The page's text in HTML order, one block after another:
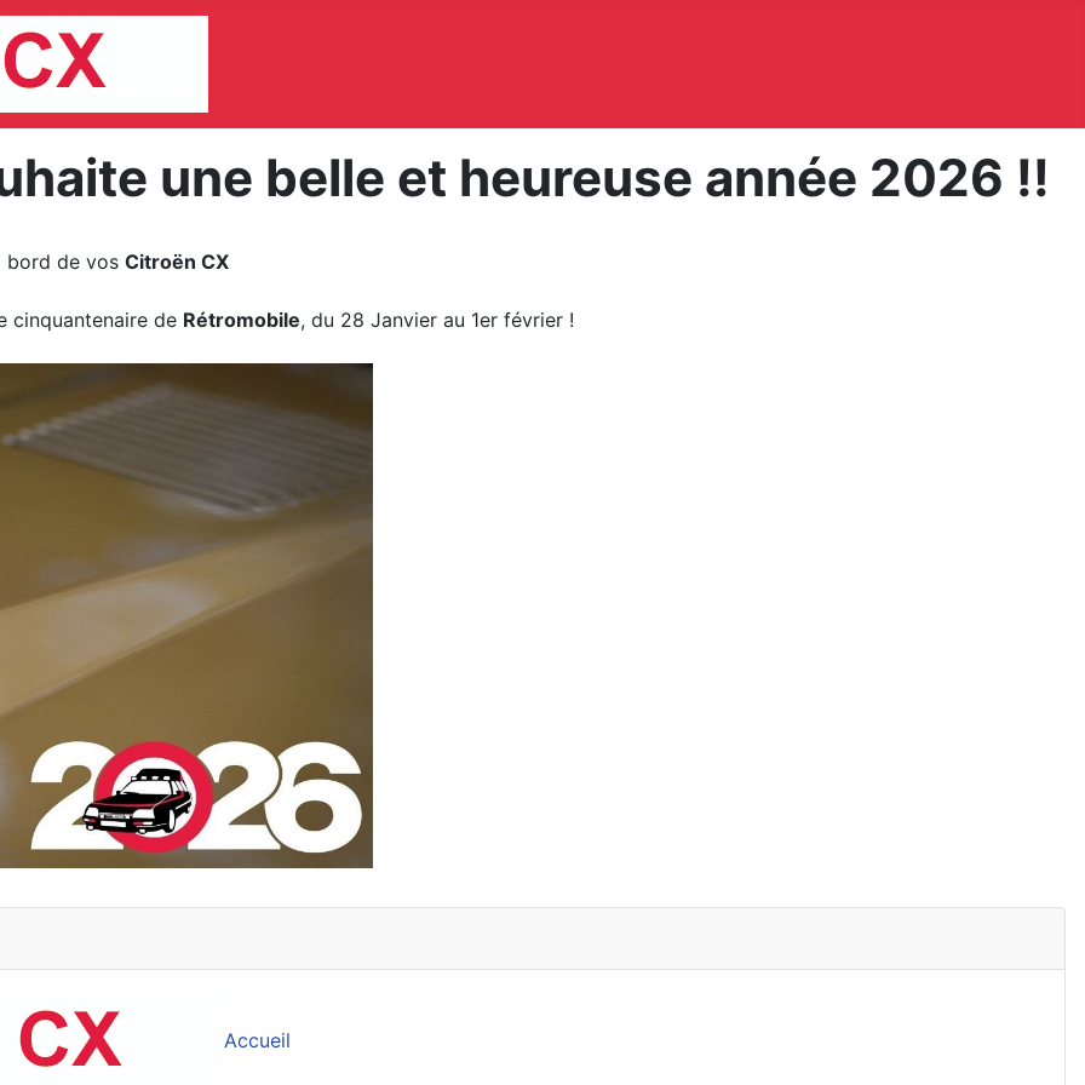
Accueil
une belle et heureuse année 2026 !!
bord de vos Citroën CX
cinquantenaire de Rétromobile, du 28 Janvier au 1er février !